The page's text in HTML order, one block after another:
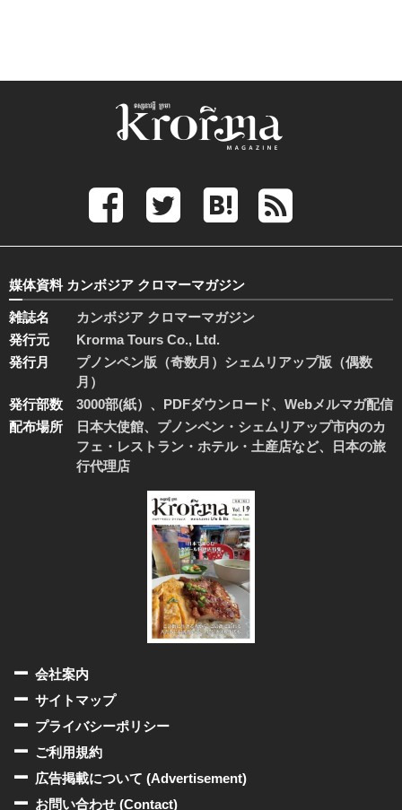
媒体資料 カンボジア クロマーマガジン
雑誌名
カンボジア クロマーマガジン
発行元
Krorma Tours Co., Ltd.
発行月
プノンペン版（奇数月）シェムリアップ版（偶数
月）
発行部数
3000部(紙）、PDFダウンロード、Webメルマガ配信
配布場所
日本大使館、プノンペン・シェムリアップ市内のカ
フェ・レストラン・ホテル・土産店など、日本の旅
行代理店
会社案内
サイトマップ
プライバシーポリシー
ご利用規約
広告掲載について (Advertisement)
お問い合わせ (Contact)